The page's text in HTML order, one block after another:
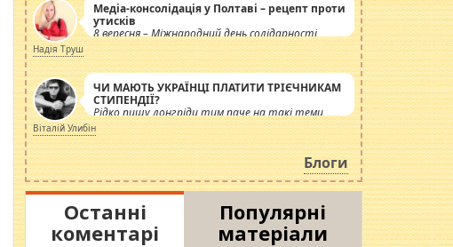
Медіа-консолідація у Полтаві – рецепт проти
утисків
8 вересня – Міжнародний день солідарності
журналістів.
Надія Труш
ЧИ МАЮТЬ УКРАЇНЦІ ПЛАТИТИ ТРІЄЧНИКАМ
СТИПЕНДІЇ?
Рідко пишу лонгріди тим паче на такі теми,
але вже просто дістало! Обурюють сьогоднішні
інсенуації навколо стипендіального питання.
Штучно роздувається ще одна соціальна
катастрофа.
Віталій Улибін
Блоги
Останні
коментарі
Популярні
матеріали